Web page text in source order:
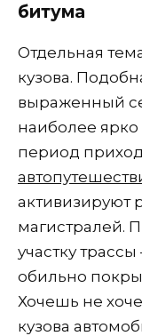
битума
Отдельная
кузова.
выраженный
наиболее ярко
период
активизируют
магистралей.
участку
обильно
Хочешь не
кузова